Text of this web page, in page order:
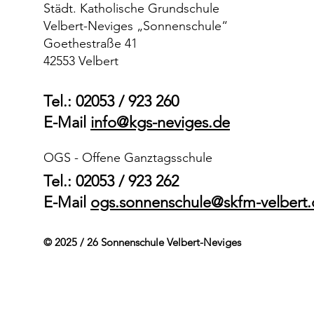
29.05.2026
Städt. Katholische Grundschule
Velbert-Neviges „Sonnenschule“
Goethestraße 41
42553 Velbert
Tel.: 02053 / 923 260
E-Mail info@kgs-neviges.de
OGS - Offene Ganztagsschule
Tel.: 02053 / 923 262
E-Mail ogs.sonnenschule@skfm-
© 2025 / 26 Sonnenschule Velbert-Neviges